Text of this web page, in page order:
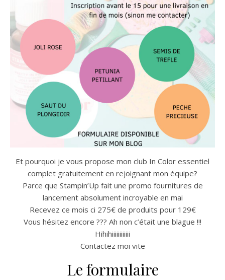
Et pourquoi je vous propose mon club In Color essentiel
complet gratuitement en rejoignant mon équipe?
Parce que Stampin’Up fait une promo fournitures de
lancement absolument incroyable en mai
Recevez ce mois ci 275€ de produits pour 129€
Vous hésitez encore ??? Ah non c’était une blague !!!
Hihihiiiiiiiiiiii
Contactez moi vite
Le formulaire